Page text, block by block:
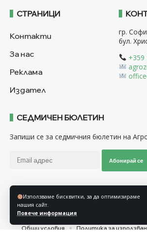
Използваме бисквитки, за да оптимизираме
нашия сайт.
Повече информация
СТРАНИЦИ
Контакти
За нас
Реклама
Издател
гр.
бул.
+359
СЕДМИЧЕН БЮЛЕТИН
Запиши се за седмичния бюлетин на
Абонирай се
Общи условия
Политика за